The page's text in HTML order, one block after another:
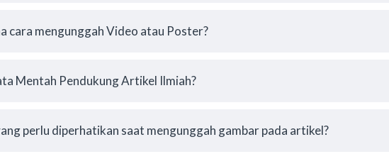
cara mengunggah Video atau Poster?
Mentah Pendukung Artikel Ilmiah?
perlu diperhatikan saat mengunggah gambar pada artikel?